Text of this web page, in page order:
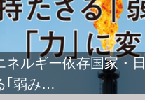
FIFAワールドカップ2026